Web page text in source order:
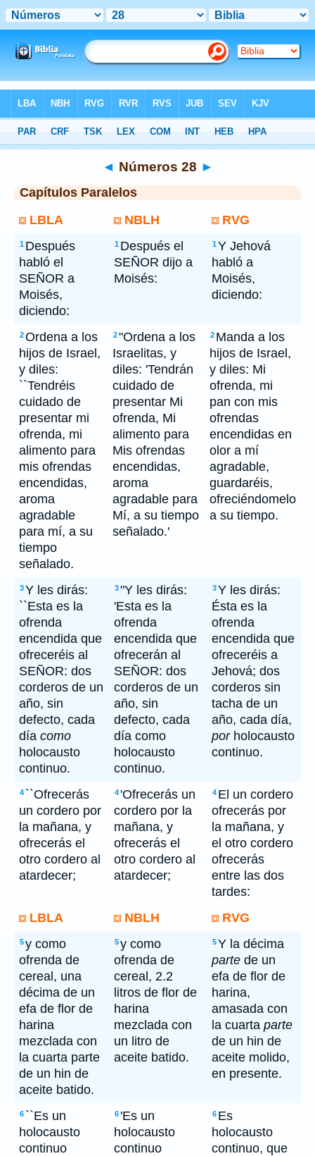
> Números 28
◄ Números 28 ►
Capítulos Paralelos
LBLA
NBLH RVG
1 Después
habló el
SEÑOR a
Moisés,
diciendo:
1 Después el
SEÑOR dijo a
Moisés:
1Y Jehová
habló a
Moisés,
diciendo:
2Ordena a los
hijos de Israel,
y diles:
``Tendréis
cuidado de
presentar mi
ofrenda, mi
alimento para
mis ofrendas
encendidas,
aroma
agradable
para mí, a su
tiempo
señalado.
2"Ordena a los
Israelitas, y
diles: 'Tendrán
cuidado de
presentar Mi
ofrenda, Mi
alimento para
Mis ofrendas
encendidas,
aroma
agradable para
Mí, a su tiempo
señalado.'
2 Manda a los
hijos de Israel,
y diles: Mi
ofrenda, mi
pan con mis
ofrendas
encendidas en
olor a mí
agradable,
guardaréis,
ofreciéndomelo
a su tiempo.
3Y les dirás:
``Esta es la
ofrenda
encendida que
ofreceréis al
SEÑOR: dos
corderos de un
año, sin
defecto, cada
día como
holocausto
continuo.
3"Y les dirás:
'Esta es la
ofrenda
encendida que
ofrecerán al
SEÑOR: dos
corderos de un
año, sin
defecto, cada
día como
holocausto
continuo.
3Y les dirás:
Ésta es la
ofrenda
encendida que
ofreceréis a
Jehová; dos
corderos sin
tacha de un
año, cada día,
porholocausto
continuo.
4 ``Ofrecerás
un cordero por
la mañana, y
ofrecerás el
otro cordero al
atardecer;
4 'Ofrecerás un
cordero por la
mañana, y
ofrecerás el
otro cordero al
atardecer;
4 El un cordero
ofrecerás por
la mañana, y
el otro cordero
ofrecerás
entre las dos
tardes:
LBLA
NBLH RVG
5y como
ofrenda de
cereal, una
décima de un
efa de flor de
harina
mezclada con
la cuarta parte
de un hin de
aceite batido.
5y como
ofrenda de
cereal, 2.2
litros de flor de
harina
mezclada con
un litro de
aceite batido.
5Y la décima
parte de un
efa de flor de
harina,
amasada con
la cuarta parte
de un hin de
aceite molido,
en presente.
6 ``Es un
holocausto
continuo
6 'Es un
holocausto
continuo
6 Es
holocausto
continuo, que